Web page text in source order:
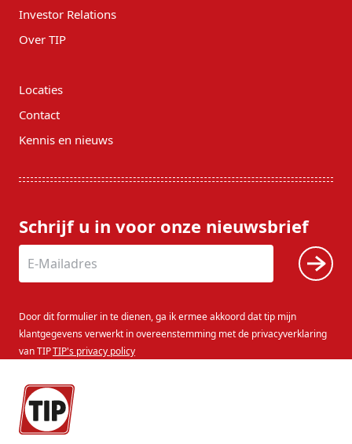
Investor Relations
Over TIP
Locaties
Contact
Kennis en nieuws
Schrijf u in voor onze nieuwsbrief
Door dit formulier in te dienen, ga ik ermee akkoord dat tip mijn
klantgegevens verwerkt in overeenstemming met de privacyverklaring
van TIPTIP's privacy policy